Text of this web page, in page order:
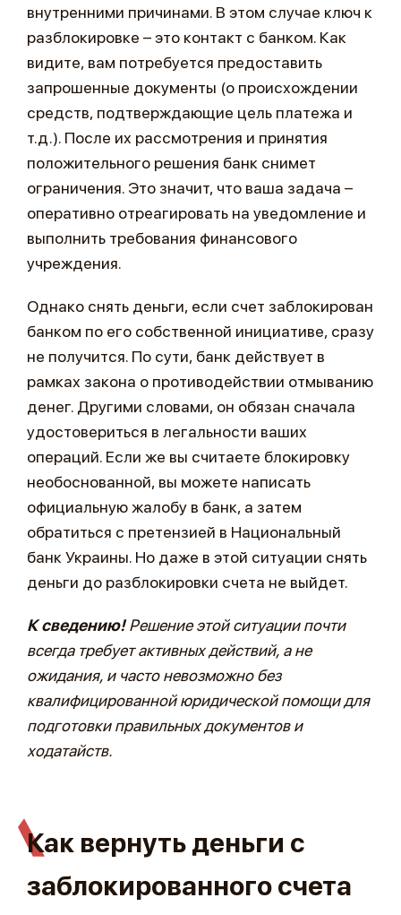
внутренними причинами. В этом случае ключ к
разблокировке – это контакт с банком. Как
видите, вам потребуется предоставить
запрошенные документы (о происхождении
средств, подтверждающие цель платежа и
т.д.). После их рассмотрения и принятия
положительного решения банк снимет
ограничения. Это значит, что ваша задача –
оперативно отреагировать на уведомление и
выполнить требования финансового
учреждения.
Однако снять деньги, если счет заблокирован
банком по его собственной инициативе, сразу
не получится. По сути, банк действует в
рамках закона о противодействии отмыванию
денег. Другими словами, он обязан сначала
удостовериться в легальности ваших
операций. Если же вы считаете блокировку
необоснованной, вы можете написать
официальную жалобу в банк, а затем
обратиться с претензией в Национальный
банк Украины. Но даже в этой ситуации снять
деньги до разблокировки счета не выйдет.
К сведению!Решение этой ситуации почти
всегда требует активных действий, а не
ожидания, и часто невозможно без
квалифицированной юридической помощи для
подготовки правильных документов и
ходатайств.
Как вернуть деньги с
заблокированного счета